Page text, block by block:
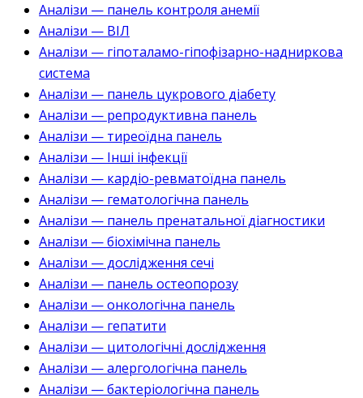
Аналізи — панель контроля анемії
Аналізи — ВІЛ
Аналізи — гіпоталамо-гіпофізарно-надниркова
система
Аналізи — панель цукрового діабету
Аналізи — репродуктивна панель
Аналізи — тиреоїдна панель
Аналізи — Інші інфекції
Аналізи — кардіо-ревматоїдна панель
Аналізи — гематологічна панель
Аналізи — панель пренатальної діагностики
Аналізи — біохімічна панель
Аналізи — дослідження сечі
Аналізи — панель остеопорозу
Аналізи — онкологічна панель
Аналізи — гепатити
Аналізи — цитологічні дослідження
Аналізи — алергологічна панель
Аналізи — бактеріологічна панель